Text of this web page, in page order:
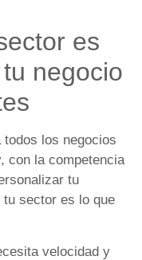
es
negocio
los negocios
con la competencia
tu
tu sector es lo que
velocidad y